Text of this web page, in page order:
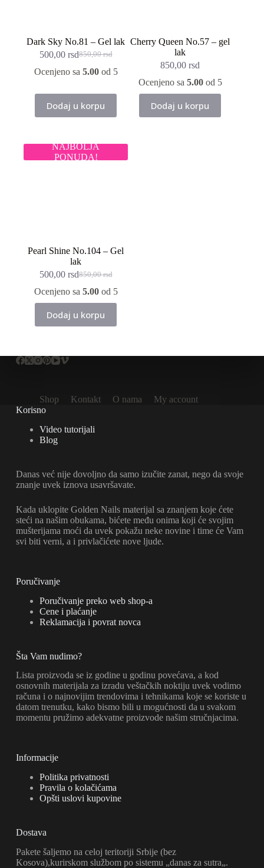
Dark Sky No.81 – Gel lak
850,00rsd
Originalna
cena
850,00 rsd.
500,00 rsdTrenutna
cena
Ocenjeno sa 5.00od 5
Dodaj u korpu
Cherry Queen No.57 – gel
lak
850,00rsd
Ocenjeno sa 5.00od 5
Dodaj u korpu
NAJBOLJA
PONUDA!
Pearl Shine No.104 – Gel
lak
850,00rsd
Originalna
cena
bila:
850,00 rsd.
500,00 rsdTrenutna
cena
500,00 rsd.
Ocenjeno sa 5.00od 5
Dodaj u korpu
Shop Kontakt O nama
My account
Korisno
Video tutorijali
Blog
Danas već nije dovoljno da samo izučite zanat, nego da svoje
znanje uvek iznova usavršavate.
Kada uklopite Golden Nails materijal sa znanjem koje ćete
steći na našim obukama, bićete među onima koji će svojim
mušterijama moći da uvek pokažu neke novine i time će Vam
svi biti verni, a i privlačićete nove ljude.
Poručivanje
Poručivanje preko web shop-a
Cene i plaćanje
Reklamacija i povrat novca
Šta Vam nudimo?
Lista proizvoda se iz godine u godinu povećava, a kod
osnovnih materijala za izradu veštačkih noktiju uvek vodimo
računa i o najnovijim trendovima i tehnikama koje se koriste u
datom trenutku, kako bismo bili u mogućnosti da u svakom
momentu pružimo adekvatne proizvode našim stručnjacima.
Informacije
Politika privatnosti
Pravila o kolačićama
Opšti uslovi kupovine
Dostava
Pakete šaljemo na celoj teritoriji Srbije (bez
Kosova),kurirskom službom po sistemu „danas za sutra„.